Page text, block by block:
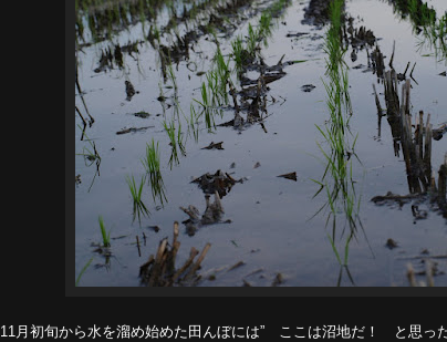
11月初旬から水を溜め始めた田んぼには” ここは沼地だ！ と思った